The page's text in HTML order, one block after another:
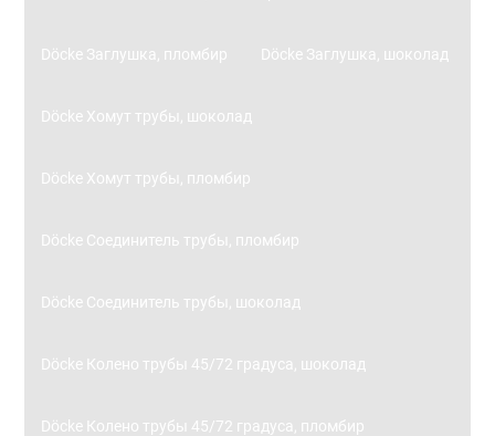
Döcke Заглушка, пломбир Döcke Заглушка, шоколад
Döcke Хомут трубы, шоколад
Döcke Хомут трубы, пломбир
Döcke Соединитель трубы, пломбир
Döcke Соединитель трубы, шоколад
Döcke Колено трубы 45/72 градуса, шоколад
Döcke Колено трубы 45/72 градуса, пломбир